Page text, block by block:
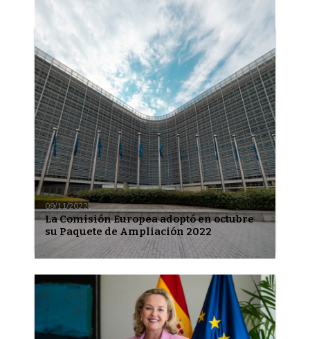
More news
09/11/2022
La Comisión Europea adoptó en octubre
su Paquete de Ampliación 2022